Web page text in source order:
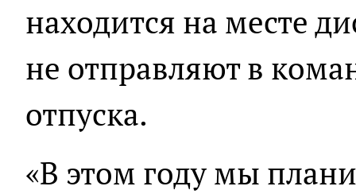
находится на месте
не отправляют в
отпуска.
«В этом году мы